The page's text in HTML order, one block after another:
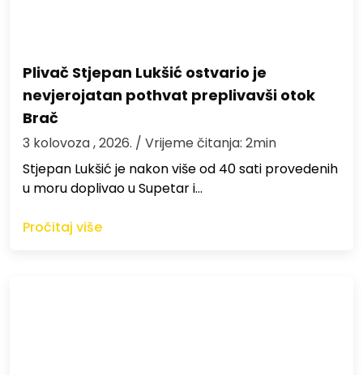
Plivač Stjepan Lukšić ostvario je
nevjerojatan pothvat preplivavši otok
Brač
3 kolovoza , 2026. / Vrijeme čitanja: 2min
St​jepan Lukšić je nakon više od 40 sati provedenih
u moru doplivao u Supetar i…
Pročitaj više